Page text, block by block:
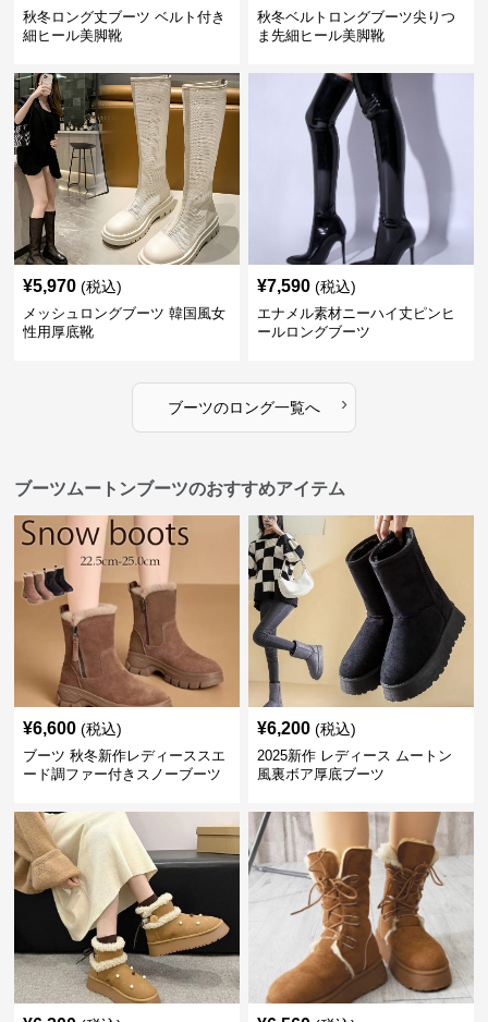
秋冬ロング丈ブーツ ベルト付き
細ヒール美脚靴
秋冬ベルトロングブーツ尖りつ
ま先細ヒール美脚靴
¥5,970 (税込)
メッシュロングブーツ 韓国風女
性用厚底靴
¥7,590 (税込)
エナメル素材ニーハイ丈ピンヒ
ールロングブーツ
ブーツのロング一覧へ ›
ブーツムートンブーツのおすすめアイテム
¥6,600 (税込)
ブーツ 秋冬新作レディーススエ
ード調ファー付きスノーブーツ
¥6,200 (税込)
2025新作 レディース ムートン
風裏ボア厚底ブーツ